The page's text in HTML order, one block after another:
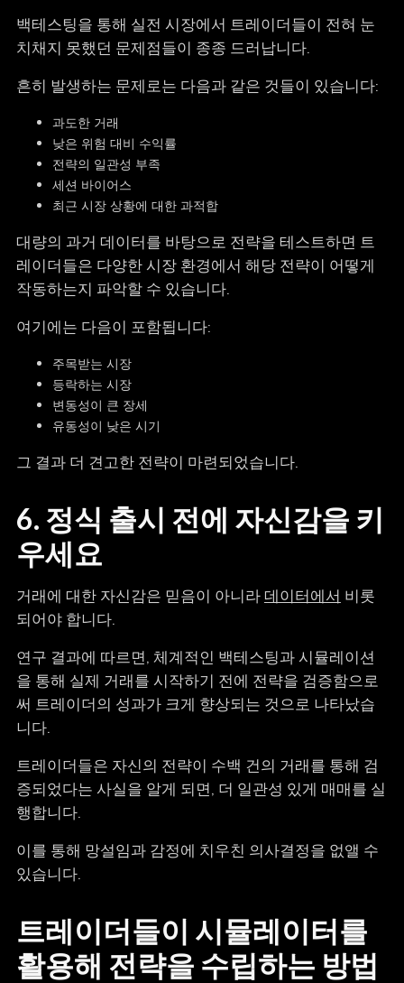
백테스팅을 통해 실전 시장에서 트레이더들이 전혀 눈
치채지 못했던 문제점들이 종종 드러납니다.
흔히 발생하는 문제로는 다음과 같은 것들이 있습니다:
과도한 거래
낮은 위험 대비 수익률
전략의 일관성 부족
세션 바이어스
최근 시장 상황에 대한 과적합
대량의 과거 데이터를 바탕으로 전략을 테스트하면 트
레이더들은 다양한 시장 환경에서 해당 전략이 어떻게
작동하는지 파악할 수 있습니다.
여기에는 다음이 포함됩니다:
주목받는 시장
등락하는 시장
변동성이 큰 장세
유동성이 낮은 시기
그 결과 더 견고한 전략이 마련되었습니다.
6. 정식 출시 전에 자신감을 키
우세요
거래에 대한 자신감은 믿음이 아니라데이터에서 비롯
되어야 합니다.
연구 결과에 따르면, 체계적인 백테스팅과 시뮬레이션
을 통해 실제 거래를 시작하기 전에 전략을 검증함으로
써 트레이더의 성과가 크게 향상되는 것으로 나타났습
니다.
트레이더들은 자신의 전략이 수백 건의 거래를 통해 검
증되었다는 사실을 알게 되면, 더 일관성 있게 매매를 실
행합니다.
이를 통해 망설임과 감정에 치우친 의사결정을 없앨 수
있습니다.
트레이더들이 시뮬레이터를
활용해 전략을 수립하는 방법